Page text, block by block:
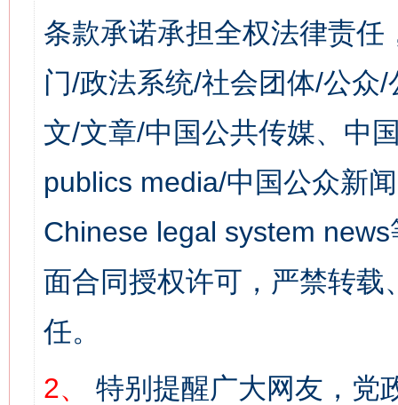
条款承诺承担全权法律责
门/政法系统/社会团体/公众
文/文章/中国公共传媒、中
publics media/中国公众新
Chinese legal system
面合同授权许可，严禁转
任。
2、
特别提醒广大网友，党